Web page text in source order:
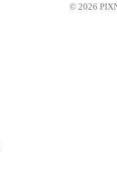
© 2026